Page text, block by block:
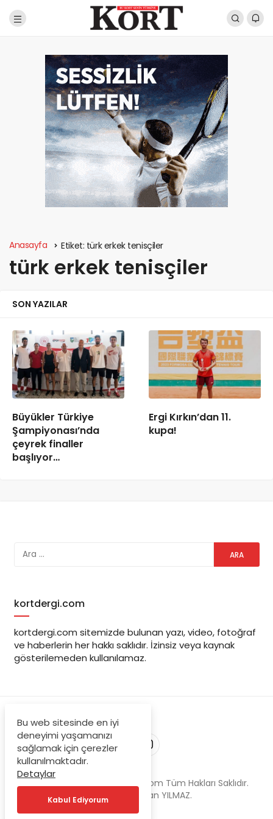
Anasayfa Etiket: türk erkek tenisçiler
türk erkek tenisçiler
SON YAZILAR
Büyükler Türkiye
Şampiyonası’nda
çeyrek finaller
başlıyor…
Ergi Kırkın’dan 11.
kupa!
kortdergi.com
kortdergi.com sitemizde bulunan yazı, video, fotoğraf
ve haberlerin her hakkı saklıdır. İzinsiz veya kaynak
gösterilemeden kullanılamaz.
© Copyright 2023, kortdergi.com Tüm Hakları Saklıdır.
Powered by Tufan YILMAZ.
Bu web sitesinde en iyi
deneyimi yaşamanızı
sağlamak için çerezler
kullanılmaktadır.
Detaylar
Kabul Ediyorum